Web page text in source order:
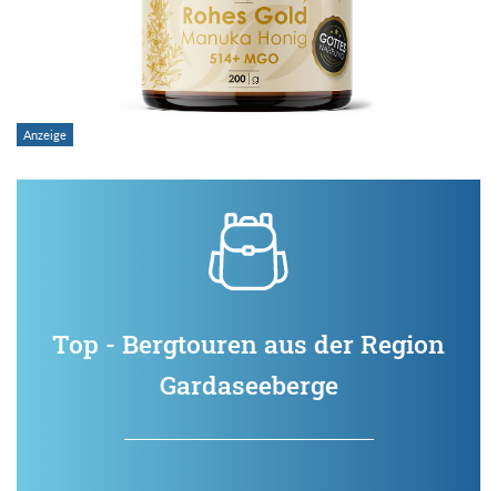
Top - Bergtouren aus der Region
Gardaseeberge